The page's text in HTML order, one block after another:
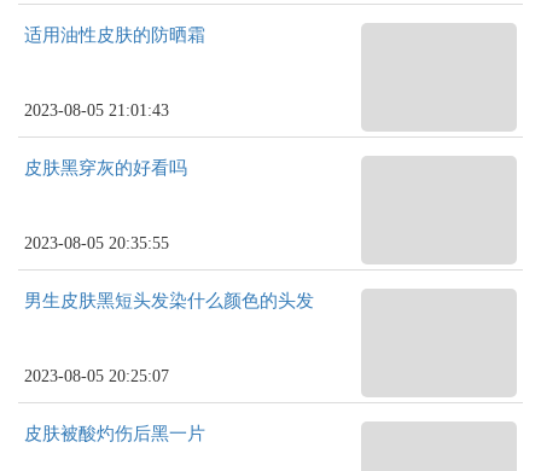
适用油性皮肤的防晒霜
2023-08-05 21:01:43
皮肤黑穿灰的好看吗
2023-08-05 20:35:55
男生皮肤黑短头发染什么颜色的头发
2023-08-05 20:25:07
皮肤被酸灼伤后黑一片